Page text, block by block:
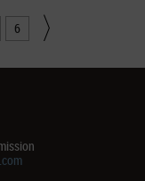
6